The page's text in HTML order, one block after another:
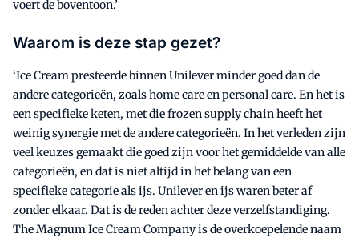
voert de boventoon.’
Waarom is deze stap gezet?
‘Ice Cream presteerde binnen Unilever minder goed dan de
andere categorieën, zoals home care en personal care. En het is
een specifieke keten, met die frozen supply chain heeft het
weinig synergie met de andere categorieën. In het verleden zijn
veel keuzes gemaakt die goed zijn voor het gemiddelde van alle
categorieën, en dat is niet altijd in het belang van een
specifieke categorie als ijs. Unilever en ijs waren beter af
zonder elkaar. Dat is de reden achter deze verzelfstandiging.
The Magnum Ice Cream Company is de overkoepelende naam